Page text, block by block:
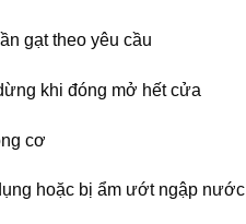
gạt theo yêu cầu
khi đóng mở hết cửa
cơ
hoặc bị ẩm ướt ngập nước